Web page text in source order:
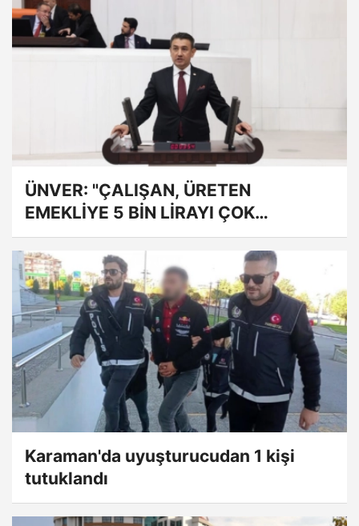
ÜNVER: "ÇALIŞAN, ÜRETEN
EMEKLİYE 5 BİN LİRAYI ÇOK
GÖRDÜNÜZ!"
Karaman'da uyuşturucudan 1 kişi
tutuklandı